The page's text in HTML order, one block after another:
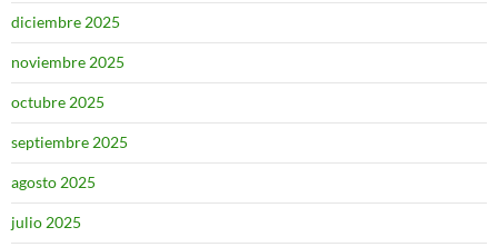
diciembre 2025
noviembre 2025
octubre 2025
septiembre 2025
agosto 2025
julio 2025